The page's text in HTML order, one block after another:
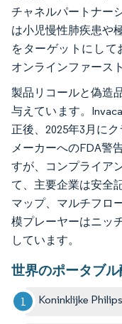
チャネルパートナー
は小児慢性肺疾患や
をターゲットにして
オンラインファース
製品リコールと偽造
与えています。
正後、2025年3月に
メーカーへのFDA警
すが、コンプライア
て、主要企業は安全
マップ、マルチフロ
模プレーヤーはニッ
しています。
世界のポータブ
Koninklijke